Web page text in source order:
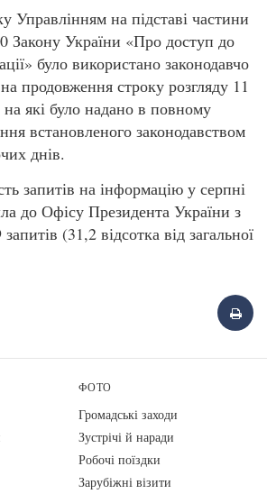
Управлінням на підставі частини
Закону України «Про доступ до
було використано законодавчо
продовження строку розгляду 11
на які було надано в повному
встановленого законодавством
днів.
запитів на інформацію у серпні
до Офісу Президента України з
(31,2 відсотка від загальної
ФОТО
Громадські заходи
Зустрічі й наради
Робочі поїздки
Зарубіжні візити